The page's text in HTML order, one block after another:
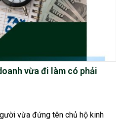
vừa đi làm có phải
vừa đứng tên chủ hộ kinh